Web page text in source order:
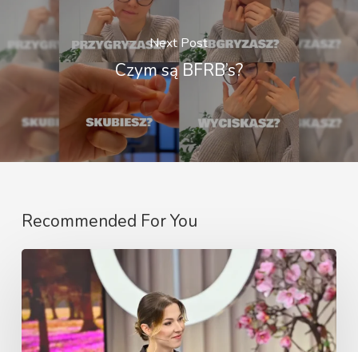
Next Post
Czym są BFRB’s?
Recommended For You
Najczęstsze
przyczyny
utraty
włosów